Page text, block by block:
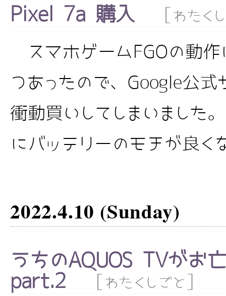
Pixel 7a 購入 わたく
スマホゲームFGOの動作
つあったので、Google公
衝動買いしてしまいまし
にバッテリーのモチが良
2022.4.10 (Sunday)
うちのAQUOS TVがお
part.2
わたくしごと